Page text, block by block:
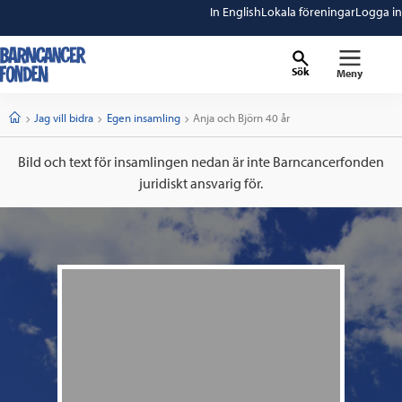
In EnglishLokala föreningarLogga in
Sök Meny
StartJag vill bidra Egen insamling Current:
Anja och Björn 40 år
Bild och text för insamlingen nedan är inte Barncancerfonden
juridiskt ansvarig för.